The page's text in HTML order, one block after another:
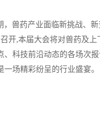
兽药产业面临新挑战、
开,本届大会将对兽药及
科技前沿动态的各场次
场精彩纷呈的行业盛宴。